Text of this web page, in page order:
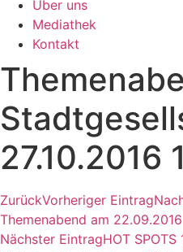
Über uns
Mediathek
Kontakt
27.10.2016
ZurückVorheriger Eintrag
Themenabend am 22.09.2016
Nächster EintragHOT